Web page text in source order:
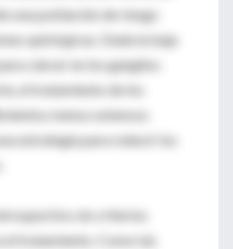
una población de riesgo
quirúrgicas. Dada la baja
cáncer en los ganglios
el tratamiento de los
menos extensos
estrategia para reducir los
sin criterios
el tratamiento. Como tal,